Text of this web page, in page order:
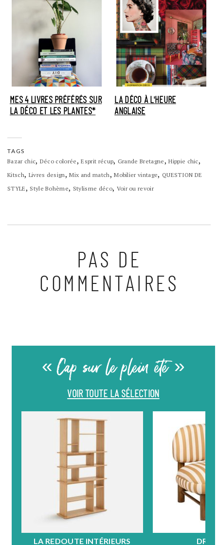
MES 4 LIVRES PRÉFÉRÉS SUR
LA DÉCO ET LES PLANTES*
LA DÉCO À L'HEURE
ANGLAISE
TAGS
Bazar chic, Déco colorée,Esprit récup, Grande Bretagne,Hippie chic,
Kitsch, Livres design,Mix and match,Mobilier vintage, QUESTION DE
STYLE, Style Bohème, Stylisme déco, Voir ou revoir
PAS DE
COMMENTAIRES
« Cap sur le plein été »
VOIR TOUTE LA SÉLECTION
LA REDOUTE INTÉRIEURS